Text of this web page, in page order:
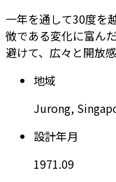
一年を通して30度を
徴である変化に富ん
避けて、広々と開放
地域
Jurong, Singap
設計年月
1971.09